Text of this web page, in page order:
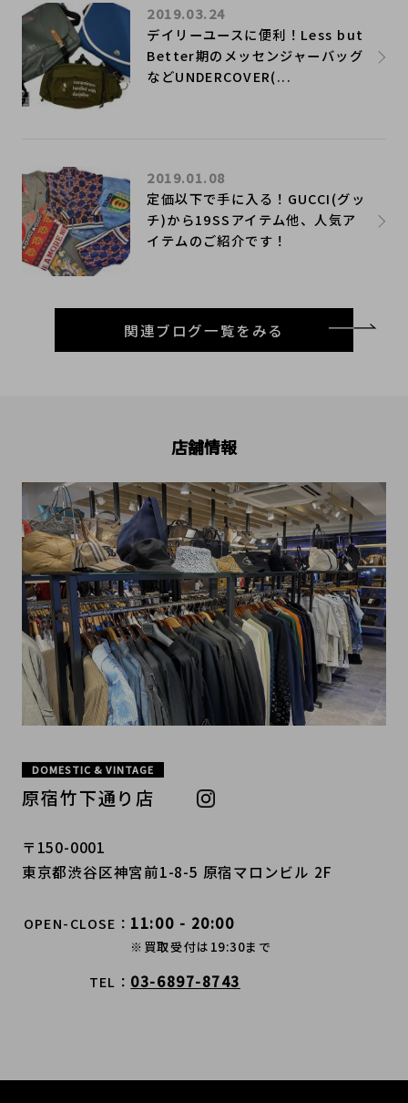
デイリーユースに便利！Less but
Better期のメッセンジャーバッグ
などUNDERCOVER(...
2019.03.24
定価以下で手に入る！GUCCI(グッ
チ)から19SSアイテム他、人気ア
イテムのご紹介です！
2019.01.08
関連ブログ一覧をみる
店舗情報
DOMESTIC & VINTAGE
原宿竹下通り店
〒150-0001
東京都渋谷区神宮前1-8-5 原宿マロンビル 2F
OPEN-CLOSE 11:00 - 20:00
※買取受付は19:30まで
TEL 03-6897-8743